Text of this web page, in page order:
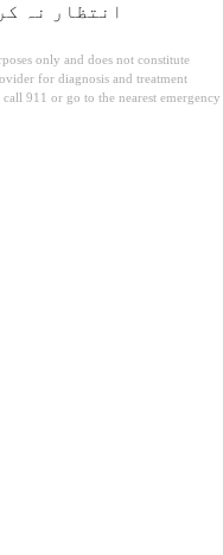
انتظار نہ
only and does not constitute
for diagnosis and treatment
911 or go to the nearest emergency